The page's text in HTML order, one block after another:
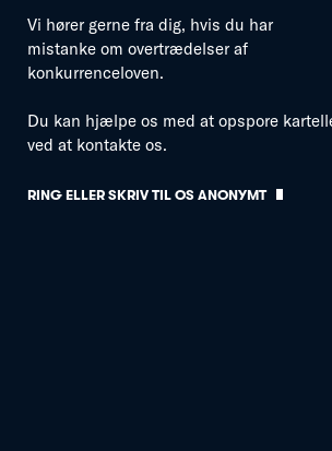
Vi hører gerne fra dig, hvis du har
mistanke om overtrædelser af
konkurrenceloven.
Du kan hjælpe os med at opspore
ved at kontakte os.
RING ELLER SKRIV TIL OS ANONYMT